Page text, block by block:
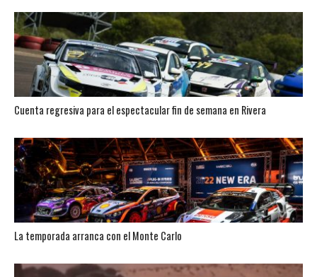
Cuenta regresiva para el espectacular fin de semana en Rivera
La temporada arranca con el Monte Carlo